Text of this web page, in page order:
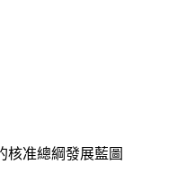
核准總綱發展藍圖